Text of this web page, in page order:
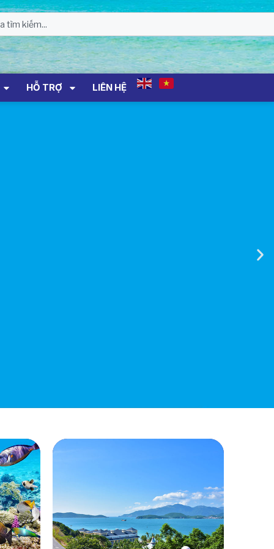
HỖ TRỢ LIÊN HỆ
THÔNG BÁO Số 707/TB-VNT: Kết Quả
Lựa Chọn Đơn Vị Tổ Chức Đấu Giá Tài
01 Biển Số KH-0834
THÔNG BÁO Số 706/TB-VNT: Kết Quả
Lựa Chọn Đơn Vị Tổ Chức Đấu Giá Tài
Sản Đối Với Ca Nô 200CV VNT 02 Biển
Chi Ngân Sách Quý 2 Năm 2026
Các Yếu Tố Để Ước Tính Tổng Doanh
Thặng Dư Và Các Yếu Tố Ảnh Hưởng
Đến Giá Đất Khi Xác Định Giá Đất Cụ
Thể Trên Địa Bàn Tỉnh Khánh Hòa
THÔNG BÁO Số 707/TB-VNT: Kết Quả